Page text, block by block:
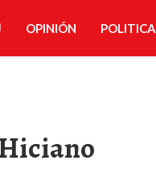
OPINIÓN POLITICA